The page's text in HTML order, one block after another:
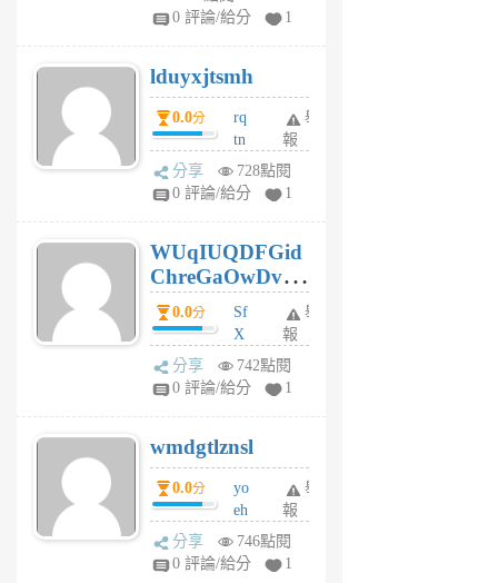
jl
月
前
0 評論/給分
1
lduyxjtsmh
0.0分
rq
tn
jt
gl
個
月
前
舉
報
分享
728點閱
0 評論/給分
1
WUqIUQDFGid
ChreGaOwDv
dY0.0分
Sf
X
Pe
Jc
R
P
m
v
A
V
舉
報
分享
742點閱
0 評論/給分
1
wmdgtlznsl
0.0分
yo
eh
ld
gy
舉
報
分享
746點閱
0 評論/給分
1